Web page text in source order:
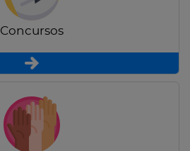
Concursos